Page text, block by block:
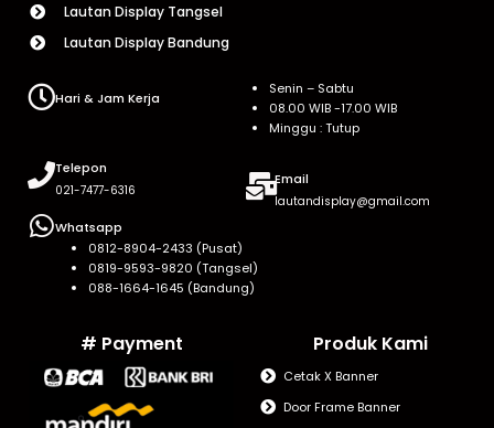
Lautan Display Tangsel
Lautan Display Bandung
Hari & Jam Kerja
Senin – Sabtu
08.00 WIB -17.00 WIB
Minggu : Tutup
Telepon
021-7477-6316
Email
lautandisplay@gmail.com
Whatsapp
0812-8904-2433 (Pusat)
0819-9593-9820 (Tangsel)
088-1664-1645 (Bandung)
# Payment Produk Kami
Cetak X Banner
Door Frame Banner